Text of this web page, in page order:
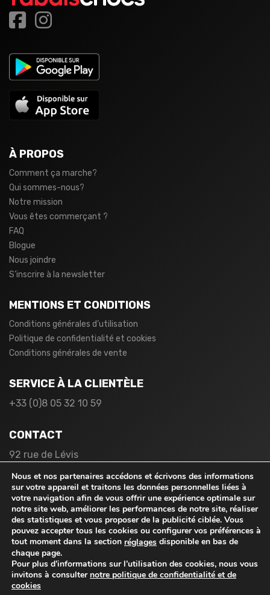
À PROPOS
Comment ça marche?
Qui sommes-nous?
Notre mission
Vous êtes commerçant ?
FAQ
Blogue
Nous joindre
S’inscrire à la newsletter
MENTIONS ET CONDITIONS
Conditions générales d’utilisation
Politique de confidentialité et cookies
Conditions générales de vente
SERVICE À LA CLIENTÈLE
+33 (0)8 05 32 10 59
CONTACT
92 rue de Lévis
France
© 2026rabaischocs.fr. Tous droits réservés.
Nous et nos partenaires accédons et écrivons des informations
sur votre appareil et traitons les données personnelles liées à
votre navigation afin de vous offrir une expérience optimale sur
notre site web, améliorer les performances de notre site, réaliser
des statistiques et vous proposer de la publicité ciblée. Vous
pouvez accepter tous les cookies ou configurer vos préférences à
tout moment dans la section réglages disponible en bas de
chaque page.
Pour plus d’informations sur l’utilisation des cookies, nous vous
invitons à consulter notre politique de confidentialité et de
cookies